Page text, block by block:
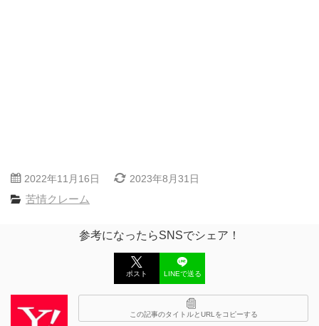
2022年11月16日 2023年8月31日
苦情クレーム
参考になったらSNSでシェア！
ポスト LINEで送る
この記事のタイトルとURLをコピーする